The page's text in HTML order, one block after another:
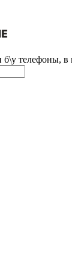
телефоны, в